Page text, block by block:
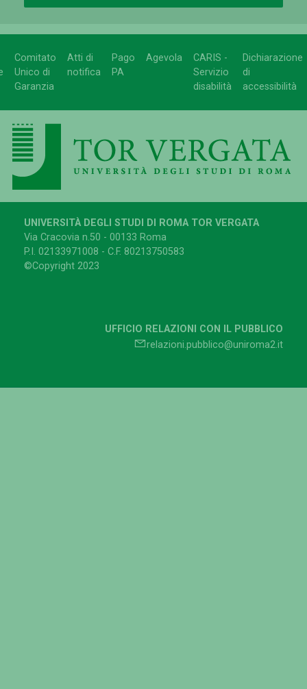
Comitato
Unico di
Garanzia
Atti di
notifica
Pago
PA
Agevola
CARIS -
Servizio
disabilità
Dichiarazione
di
accessibilità
UNIVERSITÀ DEGLI STUDI DI ROMA TOR VERGATA
Via Cracovia n.50 - 00133 Roma
P.I. 02133971008 - C.F. 80213750583
©Copyright 2023
UFFICIO RELAZIONI CON IL PUBBLICO
relazioni.pubblico@uniroma2.it